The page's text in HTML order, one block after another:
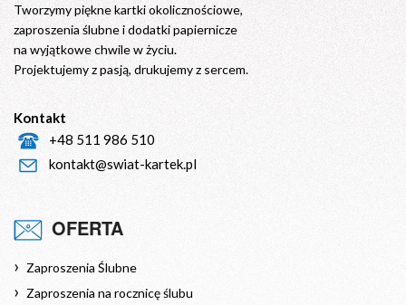
Tworzymy piękne kartki okolicznościowe,
zaproszenia ślubne i dodatki papiernicze
na wyjątkowe chwile w życiu.
Projektujemy z pasją, drukujemy z sercem.
Kontakt
+48 511 986 510
kontakt@swiat-kartek.pl
OFERTA
Zaproszenia Ślubne
Zaproszenia na rocznicę ślubu